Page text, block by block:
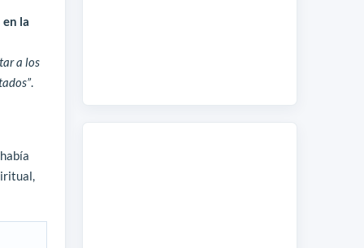
la
a los
.